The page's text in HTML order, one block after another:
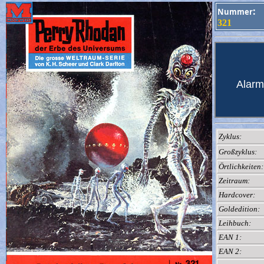
Nummer:
321
Zyklus:
Großzyklus:
Örtlichkeiten:
Zeitraum:
Hardcover:
Goldedition:
Leihbuch:
EAN 1:
EAN 2: